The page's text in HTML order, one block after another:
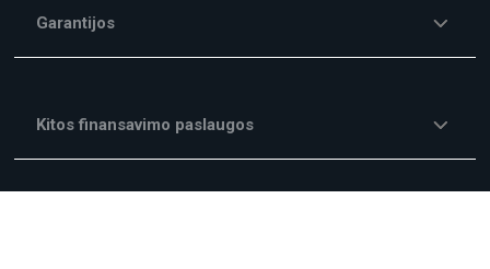
Garantijos
Kitos finansavimo paslaugos